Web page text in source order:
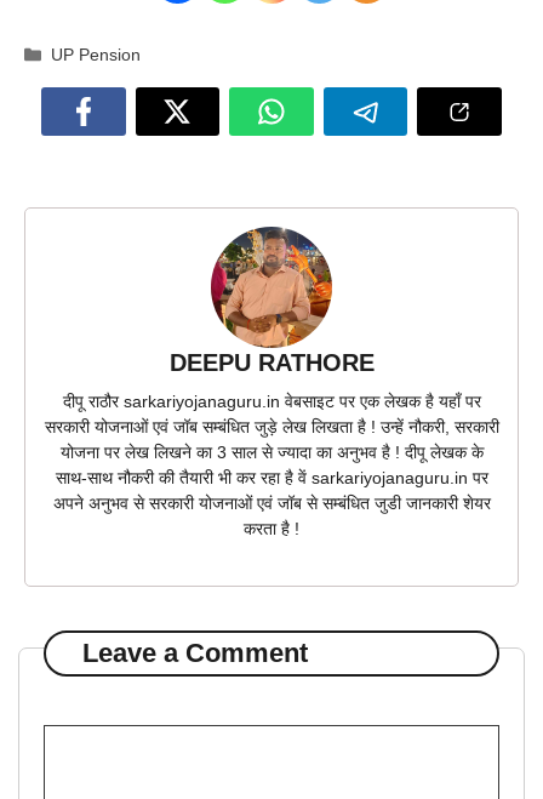
Categories
UP Pension
DEEPU RATHORE
दीपू राठौर sarkariyojanaguru.in वेबसाइट पर एक लेखक है यहाँ पर
सरकारी योजनाओं एवं जॉब सम्बंधित जुड़े लेख लिखता है ! उन्हें नौकरी, सरकारी
योजना पर लेख लिखने का 3 साल से ज्यादा का अनुभव है ! दीपू लेखक के
साथ-साथ नौकरी की तैयारी भी कर रहा है वें sarkariyojanaguru.in पर
अपने अनुभव से सरकारी योजनाओं एवं जॉब से सम्बंधित जुडी जानकारी शेयर
करता है !
Leave a Comment